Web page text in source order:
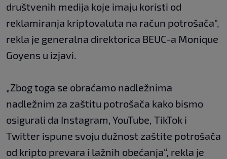
društvenih medija koje imaju koristi od
reklamiranja kriptovaluta na račun potrošača",
rekla je generalna direktorica BEUC-a Monique
Goyens u izjavi.
„Zbog toga se obraćamo nadležnima
nadležnim za zaštitu potrošača kako bismo
osigurali da Instagram, YouTube, TikTok i
Twitter ispune svoju dužnost zaštite potrošača
od kripto prevara i lažnih obećanja“, rekla je